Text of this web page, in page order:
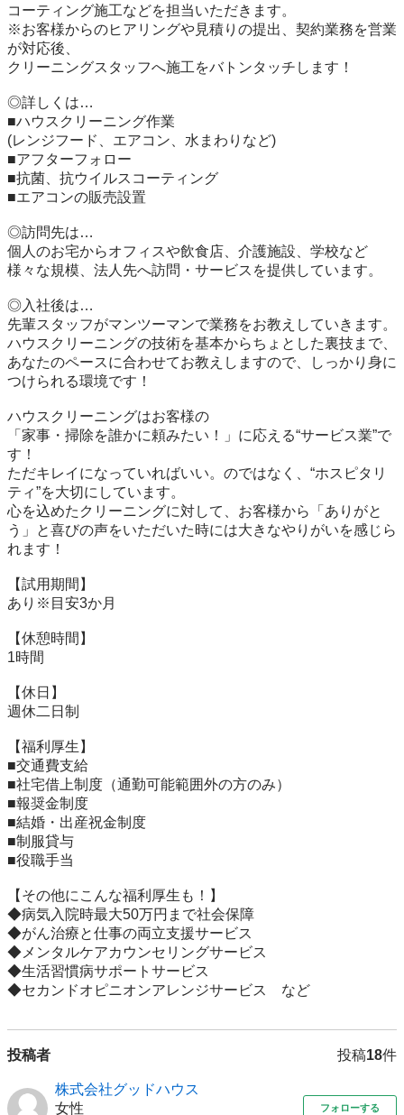
コーティング施工などを担当いただきます。
※お客様からのヒアリングや見積りの提出、契約業務を営業
が対応後、
クリーニングスタッフへ施工をバトンタッチします！
◎詳しくは…
■ハウスクリーニング作業
(レンジフード、エアコン、水まわりなど)
■アフターフォロー
■抗菌、抗ウイルスコーティング
■エアコンの販売設置
◎訪問先は…
個人のお宅からオフィスや飲食店、介護施設、学校など
様々な規模、法人先へ訪問・サービスを提供しています。
◎入社後は…
先輩スタッフがマンツーマンで業務をお教えしていきます。
ハウスクリーニングの技術を基本からちょとした裏技まで、
あなたのペースに合わせてお教えしますので、しっかり身に
つけられる環境です！
ハウスクリーニングはお客様の
「家事・掃除を誰かに頼みたい！」に応える“サービス業”で
す！
ただキレイになっていればいい。のではなく、“ホスピタリ
ティ”を大切にしています。
心を込めたクリーニングに対して、お客様から「ありがと
う」と喜びの声をいただいた時には大きなやりがいを感じら
れます！
【試用期間】
あり※目安3か月
【休憩時間】
1時間
【休日】
週休二日制
【福利厚生】
■交通費支給
■社宅借上制度（通勤可能範囲外の方のみ）
■報奨金制度
■結婚・出産祝金制度
■制服貸与
■役職手当
【その他にこんな福利厚生も！】
◆病気入院時最大50万円まで社会保障
◆がん治療と仕事の両立支援サービス
◆メンタルケアカウンセリングサービス
◆生活習慣病サポートサービス
◆セカンドオピニオンアレンジサービス　など
投稿者 投稿18件
株式会社グッドハウス
女性
フォローする